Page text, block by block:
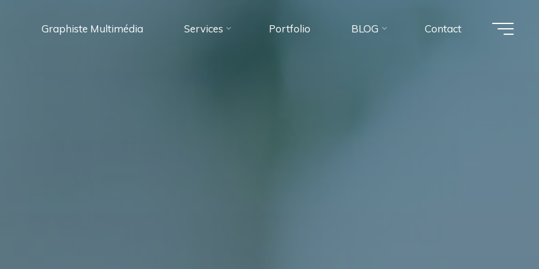
Graphiste Multimédia Services Portfolio BLOG Contact